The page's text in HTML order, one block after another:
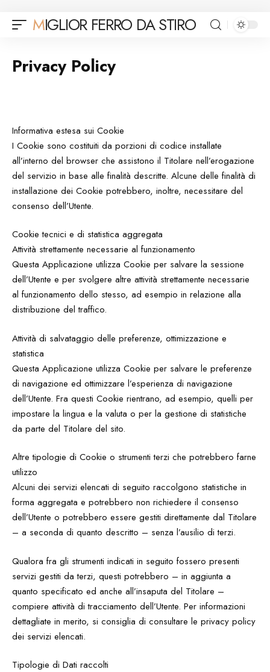
MIGLIOR FERRO DA STIRO
Privacy Policy
Informativa estesa sui Cookie
I Cookie sono costituiti da porzioni di codice installate
all’interno del browser che assistono il Titolare nell’erogazione
del servizio in base alle finalità descritte. Alcune delle finalità di
installazione dei Cookie potrebbero, inoltre, necessitare del
consenso dell’Utente.
Cookie tecnici e di statistica aggregata
Attività strettamente necessarie al funzionamento
Questa Applicazione utilizza Cookie per salvare la sessione
dell’Utente e per svolgere altre attività strettamente necessarie
al funzionamento dello stesso, ad esempio in relazione alla
distribuzione del traffico.
Attività di salvataggio delle preferenze, ottimizzazione e
statistica
Questa Applicazione utilizza Cookie per salvare le preferenze
di navigazione ed ottimizzare l’esperienza di navigazione
dell’Utente. Fra questi Cookie rientrano, ad esempio, quelli per
impostare la lingua e la valuta o per la gestione di statistiche
da parte del Titolare del sito.
Altre tipologie di Cookie o strumenti terzi che potrebbero farne
utilizzo
Alcuni dei servizi elencati di seguito raccolgono statistiche in
forma aggregata e potrebbero non richiedere il consenso
dell’Utente o potrebbero essere gestiti direttamente dal Titolare
– a seconda di quanto descritto – senza l’ausilio di terzi.
Qualora fra gli strumenti indicati in seguito fossero presenti
servizi gestiti da terzi, questi potrebbero – in aggiunta a
quanto specificato ed anche all’insaputa del Titolare –
compiere attività di tracciamento dell’Utente. Per informazioni
dettagliate in merito, si consiglia di consultare le privacy policy
dei servizi elencati.
Tipologie di Dati raccolti